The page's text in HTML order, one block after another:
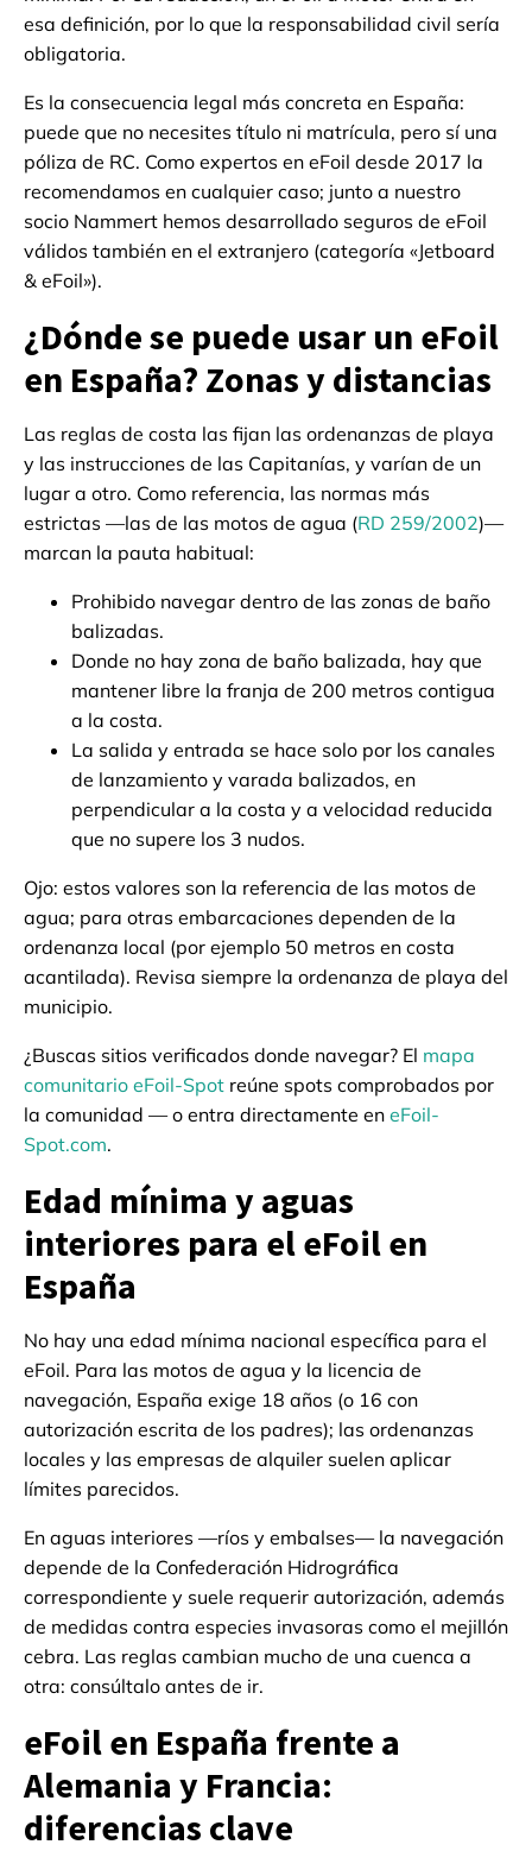
esa definición, por lo que la responsabilidad civil sería
obligatoria.
Es la consecuencia legal más concreta en España:
puede que no necesites título ni matrícula, pero sí una
póliza de RC. Como expertos en eFoil desde 2017 la
recomendamos en cualquier caso; junto a nuestro
socio Nammert hemos desarrollado seguros de eFoil
válidos también en el extranjero (categoría «Jetboard
& eFoil»).
¿Dónde se puede usar un eFoil
en España? Zonas y distancias
Las reglas de costa las fijan las ordenanzas de playa
y las instrucciones de las Capitanías, y varían de un
lugar a otro. Como referencia, las normas más
estrictas —las de las motos de agua (RD 259/2002)—
marcan la pauta habitual:
Prohibido navegar dentro de las zonas de baño
balizadas.
Donde no hay zona de baño balizada, hay que
mantener libre la franja de 200 metros contigua
a la costa.
La salida y entrada se hace solo por los canales
de lanzamiento y varada balizados, en
perpendicular a la costa y a velocidad reducida
que no supere los 3 nudos.
Ojo: estos valores son la referencia de las motos de
agua; para otras embarcaciones dependen de la
ordenanza local (por ejemplo 50 metros en costa
acantilada). Revisa siempre la ordenanza de playa del
municipio.
¿Buscas sitios verificados donde navegar? El mapa
comunitario eFoil-Spot reúne spots comprobados por
la comunidad — o entra directamente en eFoil-
Spot.com.
Edad mínima y aguas
interiores para el eFoil en
España
No hay una edad mínima nacional específica para el
eFoil. Para las motos de agua y la licencia de
navegación, España exige 18 años (o 16 con
autorización escrita de los padres); las ordenanzas
locales y las empresas de alquiler suelen aplicar
límites parecidos.
En aguas interiores —ríos y embalses— la navegación
depende de la Confederación Hidrográfica
correspondiente y suele requerir autorización, además
de medidas contra especies invasoras como el mejillón
cebra. Las reglas cambian mucho de una cuenca a
otra: consúltalo antes de ir.
eFoil en España frente a
Alemania y Francia:
diferencias clave